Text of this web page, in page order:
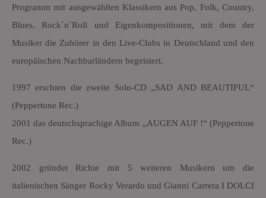
Programm mit ausgewählten Klassikern aus Pop, Folk, Country,
Blues, Rock`n`Roll und Eigenkompositionen, mit dem der
Musiker die Zuhörer in den Live-Clubs in Deutschland und den
europäischen Nachbarländern begeistert.
1997 erschien die zweite Solo-CD „SAD AND BEAUTIFUL“
(Peppertone Rec.)
2001 das deutschsprachige Album „AUGEN AUF !“ (Peppertone
Rec.)
2002 gründet Richie mit 5 weiteren Musikern um die
italienischen Sänger Rocky Verardo und Gianni Carrera I DOLCI